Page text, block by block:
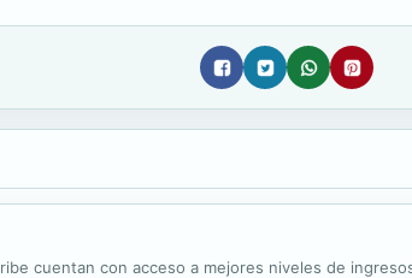
cuentan con acceso a mejores niveles de